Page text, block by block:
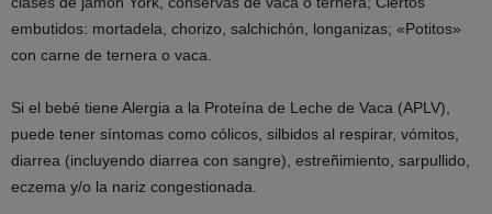
embutidos: mortadela, chorizo, salchichón, longanizas; «Potitos»
con carne de ternera o vaca.
Si el bebé tiene Alergia a la Proteína de Leche de Vaca (APLV),
puede tener síntomas como cólicos, silbidos al respirar, vómitos,
diarrea (incluyendo diarrea con sangre), estreñimiento, sarpullido,
eczema y/o la nariz congestionada.